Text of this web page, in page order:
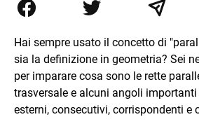
Tommaso Gulli. Ho conseguito la
Relazioni Internazionali a Messina
commercialisti sono stato
covid nella classe di
conseguito l'abilitazione a Trieste
entrato di ruolo nel 2023
Hai sempre usato il concetto di
sia la definizione in geometria? Sei
per imparare cosa sono le rette
trasversale e alcuni angoli
esterni, consecutivi, corrispondenti e